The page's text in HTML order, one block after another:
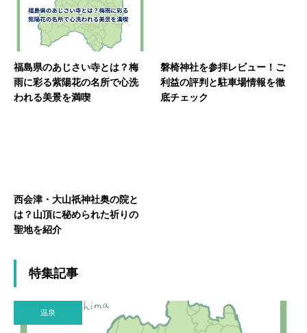
福島県のあじさい寺とは？梅
雨に彩る紫陽花の名所で心洗
われる美景を満喫
磐椅神社を参拝レビュー！ご
利益の評判と駐車場情報を徹
底チェック
西会津・大山祇神社奥の院と
は？山頂に秘められた祈りの
聖地を紹介
特集記事
温泉